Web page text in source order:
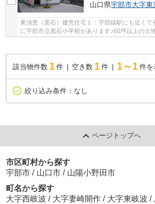
山口県宇部市大字東
東須恵（黒石）建売住宅１：宇部線駅にも近くて
に宇部市立黒石小学校があります♪60坪以上の土
該当物件数 1件 空き数 1 件 1～1 件を
絞り込み条件： なし
ページトップへ
市区町村から探す
宇部市 / 山口市 / 山陽小野田市
町名から探す
大字西岐波 / 大字妻崎開作 / 大字東岐波 /